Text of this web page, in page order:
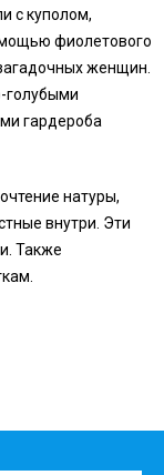
с куполом,
фиолетового
женщин.
голубыми
гардероба
натуры,
внутри. Эти
Также